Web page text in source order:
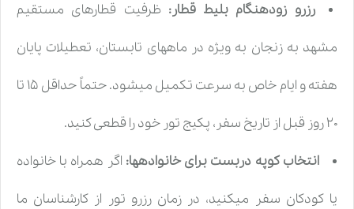
رزرو زودهنگام بلیط قطار: ظرفیت قطارهای مستقیم
مشهد به زنجان به ویژه در ماههای تابستان، تعطیلات پایان
هفته و ایام خاص به سرعت تکمیل میشود. حتماً حداقل ۱۵ تا
۲۰ روز قبل از تاریخ سفر، پکیج تور خود را قطعی کنید.
انتخاب کوپه دربست برای خانوادهها: اگر همراه با خانواده
یا کودکان سفر میکنید، در زمان رزرو تور از کارشناسان ما